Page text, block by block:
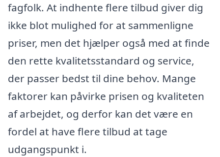
fagfolk. At indhente flere tilbud giver dig
ikke blot mulighed for at sammenligne
priser, men det hjælper også med at finde
den rette kvalitetsstandard og service,
der passer bedst til dine behov. Mange
faktorer kan påvirke prisen og kvaliteten
af arbejdet, og derfor kan det være en
fordel at have flere tilbud at tage
udgangspunkt i.